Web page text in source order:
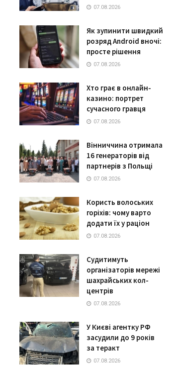
07.08.2026
Як зупинити швидкий
розряд Android вночі:
просте рішення
07.08.2026
Хто грає в онлайн-
казино: портрет
сучасного гравця
07.08.2026
Вінниччина отримала
16 генераторів від
партнерів з Польщі
07.08.2026
Користь волоських
горіхів: чому варто
додати їх у раціон
07.08.2026
Судитимуть
організаторів мережі
шахрайських кол-
центрів
07.08.2026
У Києві агентку РФ
засудили до 9 років
за теракт
07.08.2026